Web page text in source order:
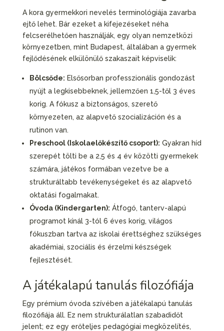
A kora gyermekkori nevelés terminológiája zavarba
ejtő lehet. Bár ezeket a kifejezéseket néha
felcserélhetően használják, egy olyan nemzetközi
környezetben, mint Budapest, általában a gyermek
fejlődésének elkülönülő szakaszait képviselik:
Bölcsőde: Elsősorban professzionális gondozást
nyújt a legkisebbeknek, jellemzően 1,5-től 3 éves
korig. A fókusz a biztonságos, szerető
környezeten, az alapvető szocializáción és a
rutinon van.
Preschool (Iskolaelőkészítő csoport): Gyakran híd
szerepét tölti be a 2,5 és 4 év közötti gyermekek
számára, játékos formában vezetve be a
strukturáltabb tevékenységeket és az alapvető
oktatási fogalmakat.
Óvoda (Kindergarten): Átfogó, tanterv-alapú
programot kínál 3-tól 6 éves korig, világos
fókuszban tartva az iskolai érettséghez szükséges
akadémiai, szociális és érzelmi készségek
fejlesztését.
A játékalapú tanulás filozófiája
Egy prémium óvoda szívében a játékalapú tanulás
filozófiája áll. Ez nem strukturálatlan szabadidőt
jelent; ez egy erőteljes pedagógiai megközelítés,